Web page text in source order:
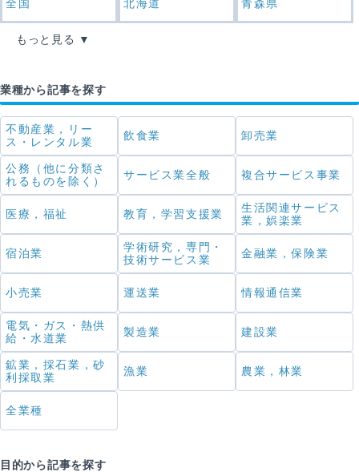
全国 北海道 青森県
もっと見る
業種から記事を探す
不動産業，リー
ス・レンタル業
飲食業 卸売業
公務（他に分類さ
れるものを除く）
サービス業全般 複合サービス事業
医療，福祉 教育，学習支援業
生活関連サービス
業，娯楽業
宿泊業
学術研究，専門・
技術サービス業
金融業，保険業
小売業 運送業 情報通信業
電気・ガス・熱供
給・水道業
製造業 建設業
鉱業，採石業，砂
利採取業
漁業 農業，林業
全業種
目的から記事を探す